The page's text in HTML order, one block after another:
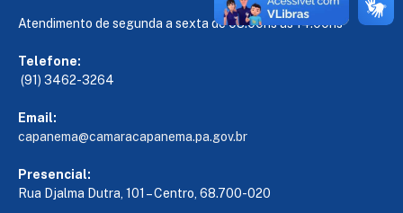
Atendimento de segunda a sexta de 08:00hs às 14:00hs
Telefone:
(91) 3462-3264
Email:
capanema@camaracapanema.pa.gov.br
Presencial:
Rua Djalma Dutra, 101 – Centro, 68.700-020